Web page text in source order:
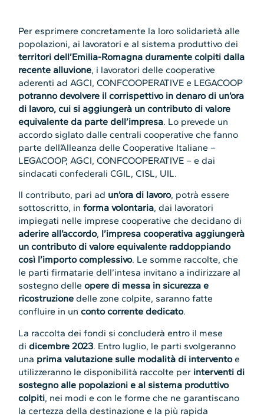
Per esprimere concretamente la loro solidarietà alle
popolazioni, ai lavoratori e al sistema produttivo dei
territori dell’Emilia-Romagna duramente colpiti dalla
recente alluvione, i lavoratori delle cooperative
aderenti ad AGCI, CONFCOOPERATIVE e LEGACOOP
potranno devolvere il corrispettivo in denaro di un’ora
di lavoro, cui si aggiungerà un contributo di valore
equivalente da parte dell’impresa. Lo prevede un
accordo siglato dalle centrali cooperative che fanno
parte dell’Alleanza delle Cooperative Italiane –
LEGACOOP, AGCI, CONFCOOPERATIVE – e dai
sindacati confederali CGIL, CISL, UIL.
Il contributo, pari ad un’ora di lavoro, potrà essere
sottoscritto, informa volontaria, dai lavoratori
impiegati nelle imprese cooperative che decidano di
aderire all’accordo, l’impresa cooperativa aggiungerà
un contributo di valore equivalente raddoppiando
così l’importo complessivo. Le somme raccolte, che
le parti firmatarie dell’intesa invitano a indirizzare al
sostegno delleopere di messa in sicurezza e
ricostruzione delle zone colpite, saranno fatte
confluire in unconto corrente dedicato.
La raccolta dei fondi si concluderà entro il mese
didicembre 2023. Entro luglio, le parti svolgeranno
una prima valutazione sulle modalità di interventoe
utilizzeranno le disponibilità raccolte per interventi di
sostegno alle popolazioni e al sistema produttivo
colpiti, nei modi e con le forme che ne garantiscano
la certezza della destinazione e la più rapida